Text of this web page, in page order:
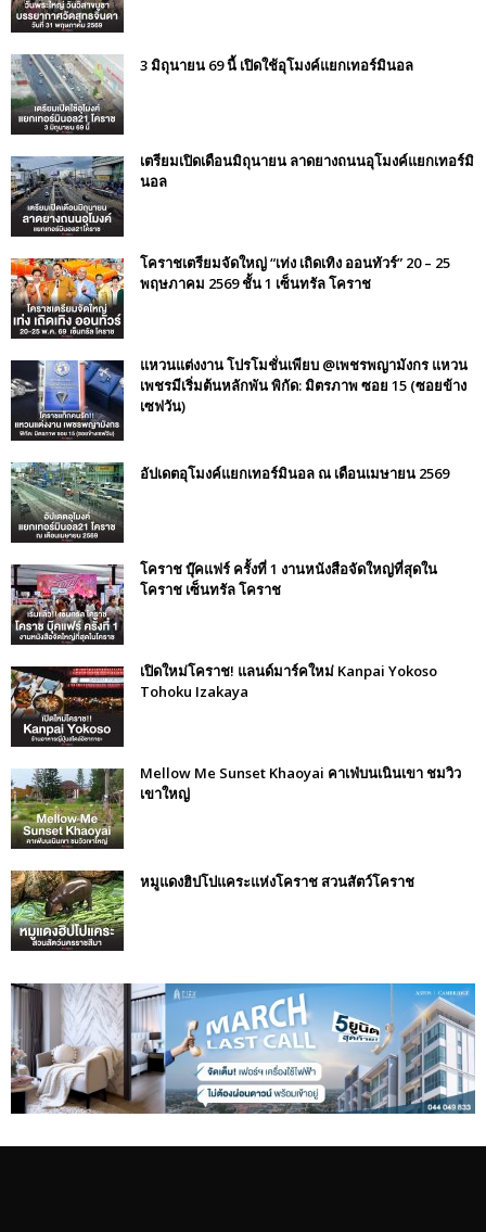
3 มิถุนายน 69 นี้ เปิดใช้อุโมงค์แยกเทอร์มินอล
เตรียมเปิดเดือนมิถุนายน ลาดยางถนนอุโมงค์แยกเทอร์มิ
นอล
โคราชเตรียมจัดใหญ่ “เท่ง เถิดเทิง ออนทัวร์” 20 – 25
พฤษภาคม 2569 ชั้น 1 เซ็นทรัล โคราช
แหวนแต่งงาน โปรโมชั่นเพียบ @เพชรพญามังกร แหวน
เพชรมีเริ่มต้นหลักพัน พิกัด: มิตรภาพ ซอย 15 (ซอยข้าง
เซฟวัน)
อัปเดตอุโมงค์แยกเทอร์มินอล ณ เดือนเมษายน 2569
โคราช บุ๊คแฟร์​ ครั้งที่​ 1 งานหนังสือจัดใหญ่ที่สุดใน
โคราช เซ็นทรัล โคราช
เปิดใหม่โคราช! แลนด์มาร์คใหม่ Kanpai Yokoso
Tohoku Izakaya
Mellow Me Sunset Khaoyai คาเฟ่บนเนินเขา ชมวิว
เขาใหญ่
หมูแดงฮิปโปแคระแห่งโคราช สวนสัตว์โคราช